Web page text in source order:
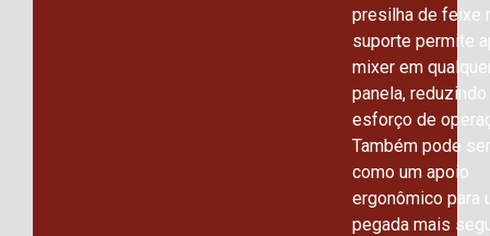
presilha de feixe
suporte permite
mixer em
panela,
esforço de
Também pode
como um apoio
ergonômico para
pegada mais